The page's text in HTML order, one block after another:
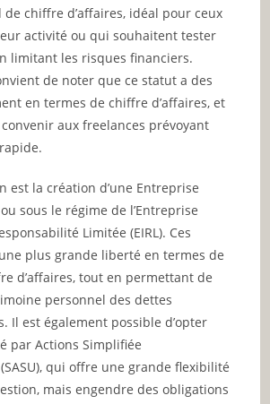
chiffre d’affaires, idéal pour ceux
activité ou qui souhaitent tester
limitant les risques financiers.
de noter que ce statut a des
en termes de chiffre d’affaires, et
aux freelances prévoyant
est la création d’une Entreprise
sous le régime de l’Entreprise
Limitée (EIRL). Ces
plus grande liberté en termes de
d’affaires, tout en permettant de
personnel des dettes
Il est également possible d’opter
par Actions Simplifiée
qui offre une grande flexibilité
mais engendre des obligations